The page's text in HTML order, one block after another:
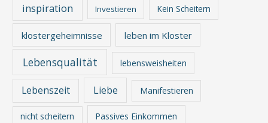
inspiration Investieren Kein Scheitern
klostergeheimnisse leben im Kloster
Lebensqualität lebensweisheiten
Lebenszeit Liebe Manifestieren
nicht scheitern Passives Einkommen